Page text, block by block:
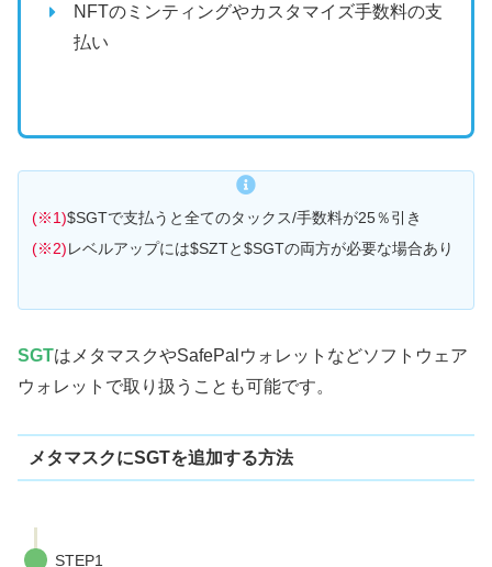
NFTのミンティングやカスタマイズ手数料の支
払い
(※1)$SGTで支払うと全てのタックス/手数料が25％引き
(※2)レベルアップには$SZTと$SGTの両方が必要な場合あり
SGTはメタマスクやSafePalウォレットなどソフトウェア
ウォレットで取り扱うことも可能です。
メタマスクにSGTを追加する方法
STEP1